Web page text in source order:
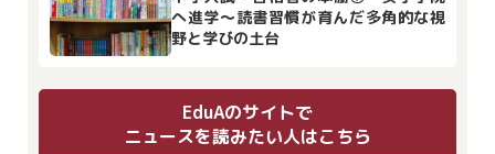
へ進学～読書習慣が育んだ多角的な視
野と学びの土台
EduAのサイトで
ニュースを読みたい人はこちら